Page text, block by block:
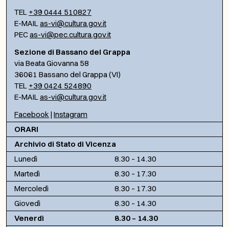
TEL +39 0444 510827
E-MAILas-vi@cultura.gov.it
PECas-vi@pec.cultura.gov.it
Sezione di Bassano del Grappa
via Beata Giovanna 58
36061 Bassano del Grappa (VI)
TEL +39 0424 524890
E-MAILas-vi@cultura.gov.it
Facebook | Instagram
ORARI
Archivio di Stato di Vicenza
Lunedì
8.30 – 14.30
Martedì
8.30 – 17.30
Mercoledì
8.30 – 17.30
Giovedì
8.30 – 14.30
Venerdì
8.30 – 14.30